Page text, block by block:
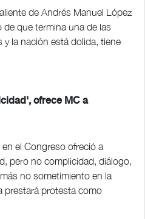
de Andrés Manuel López
que termina una de las
la nación está dolida, tiene
ofrece MC a
el Congreso ofreció a
pero no complicidad, diálogo,
no sometimiento en la
prestará protesta como